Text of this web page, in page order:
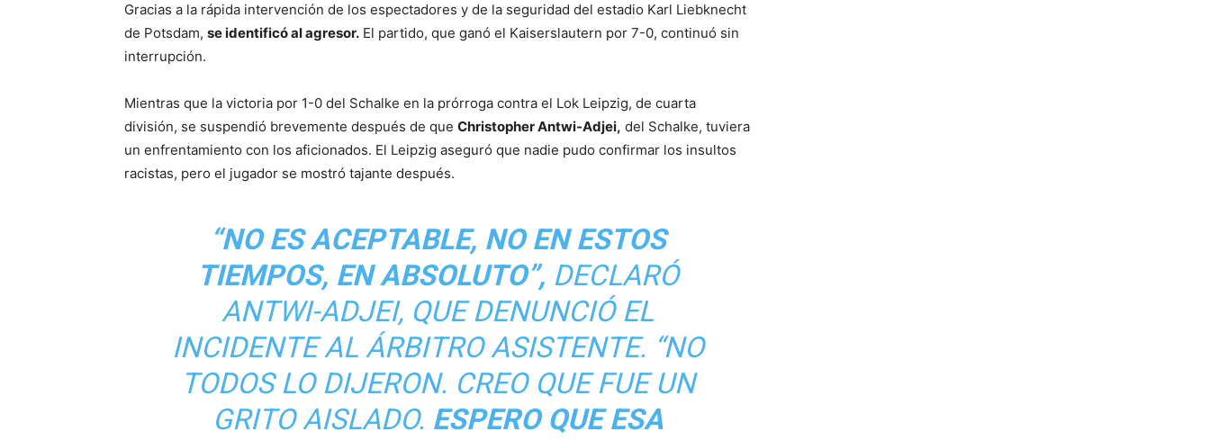
Gracias a la rápida intervención de los espectadores y de la seguridad del estadio Karl Liebknecht
de Potsdam, se identificó al agresor. El partido, que ganó el Kaiserslautern por 7-0, continuó sin
interrupción.
Mientras que la victoria por 1-0 del Schalke en la prórroga contra el Lok Leipzig, de cuarta
división, se suspendió brevemente después de que Christopher Antwi-Adjei, del Schalke, tuviera
un enfrentamiento con los aficionados. El Leipzig aseguró que nadie pudo confirmar los insultos
racistas, pero el jugador se mostró tajante después.
“NO ES ACEPTABLE, NO EN ESTOS
TIEMPOS, EN ABSOLUTO”, DECLARÓ
ANTWI-ADJEI, QUE DENUNCIÓ EL
INCIDENTE AL ÁRBITRO ASISTENTE. “NO
TODOS LO DIJERON. CREO QUE FUE UN
GRITO AISLADO. ESPERO QUE ESA